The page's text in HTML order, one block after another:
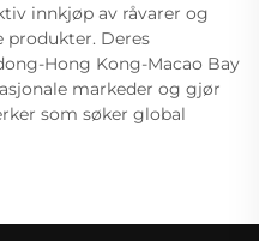
innkjøp av råvarer og
Deres
Hong Kong-Macao Bay
markeder og gjør
som søker global